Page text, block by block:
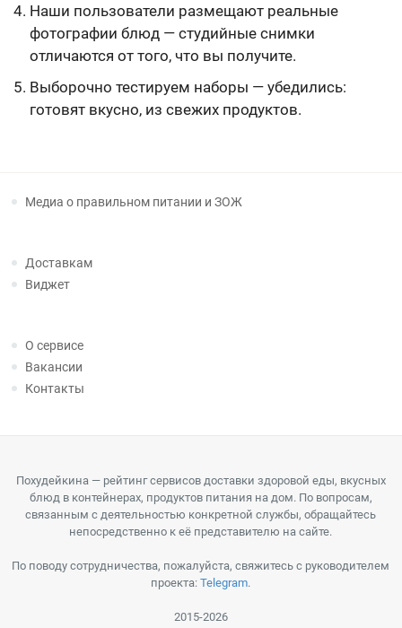
Наши пользователи размещают реальные
фотографии блюд — студийные снимки
отличаются от того, что вы получите.
Выборочно тестируем наборы — убедились:
готовят вкусно, из свежих продуктов.
Медиа о правильном питании и ЗОЖ
Доставкам
Виджет
О сервисе
Вакансии
Контакты
Похудейкина — рейтинг сервисов доставки здоровой еды, вкусных
блюд в контейнерах, продуктов питания на дом. По вопросам,
связанным с деятельностью конкретной службы, обращайтесь
непосредственно к её представителю на сайте.
По поводу сотрудничества, пожалуйста, свяжитесь с руководителем
проекта:Telegram.
2015-2026